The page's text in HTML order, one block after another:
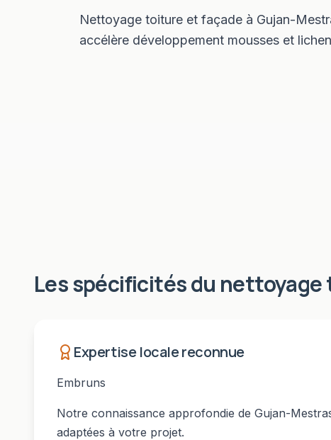
Nettoyage toiture et façade à Gujan-
accélère développement mousses et
Les spécificités du nettoyage
Expertise locale reconnue
Embruns
Notre connaissance approfondie de Gujan-
adaptées à votre projet.